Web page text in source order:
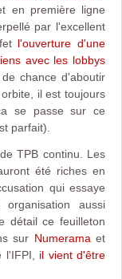
en première ligne
par l'excellent
l'ouverture d'une
avec les lobbys
chance d'aboutir
il est toujours
se passe sur ce
parfait).
TPB continu. Les
été riches en
qui essaye
aussi
détail ce feuilleton
sur Numerama et
l'IFPI, il vient d'être